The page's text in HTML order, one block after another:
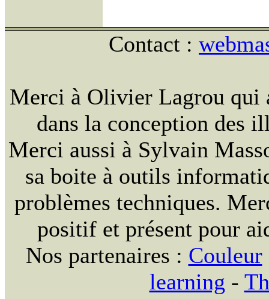
Contact :
Merci à Olivier Lagrou qui
dans la conception des
Merci aussi à Sylvain
sa boite à outils
problèmes techniques.
positif et présent pour
Nos partenaires : Couleur
learning -